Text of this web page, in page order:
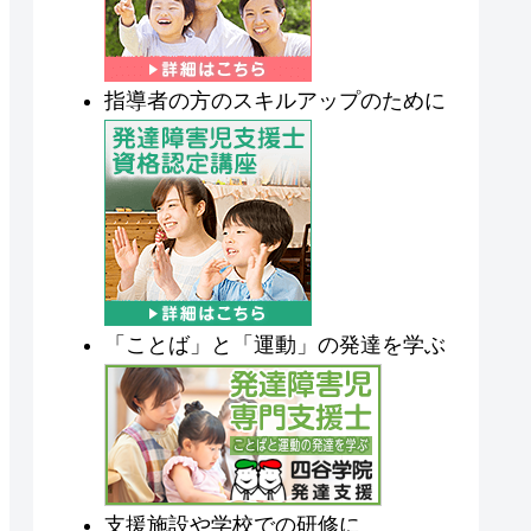
指導者の方のスキルアップのために
「ことば」と「運動」の発達を学ぶ
支援施設や学校での研修に